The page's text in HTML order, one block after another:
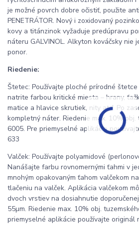
je možné povrch dobre očistiť, použite
PENETRÁTOR. Nový i zoxidovaný
kovy a titánzinok vyžaduje predúpravu
náteru GALVINOL. Alkyton kováčsky nie
ponor.
Riedenie:
Štetec: Používajte ploché prírodné
natrite farbou kritické miesta – hrany,
matice a hlavice skrutiek, nity atď. Po
kompletný náter. Riedenie max. 10%
6005. Pre priemyselné aplikácie
633
Valček: Používajte polyamidové
Nanášajte farbu rovnomernými ťahmi v
mnohým opakovaným ťahom valčekom
tlačeniu na valček. Aplikácia valčekom
dvoch vrstiev na dosiahnutie
55µm. Riedenie max. 10% obj.
priemyselné aplikácie používajte originál